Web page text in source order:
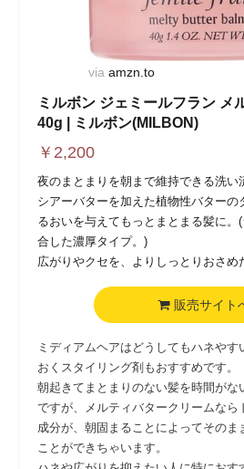
via amzn.to
ミルボン ジェミールフラン メ
40g | ミルボン(MILBON)
￥ 2,200
夜のまとまりを朝まで維持できる洗い
シアーバターを加えた植物性バターの
るおいを与えてもっとまとまる髪に。
合した濃厚タイプ。)
広がりやクセを、よりしっとりおさめ
固形タイプ
販売サイト
ミディアムヘアはどうしてもハネや
おくスタイリング剤もおすすめです。
朝起きてまとまりのない髪を時間がな
ですが、メルティバタークリームなら
成分が、朝固まることによってそのま
ことができちゃいます。